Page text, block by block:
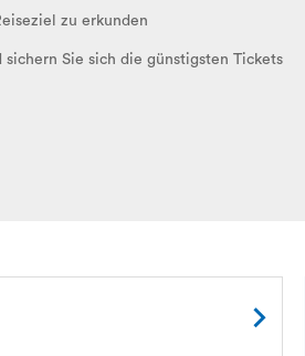
zu erkunden
sichern Sie sich die günstigsten Tickets